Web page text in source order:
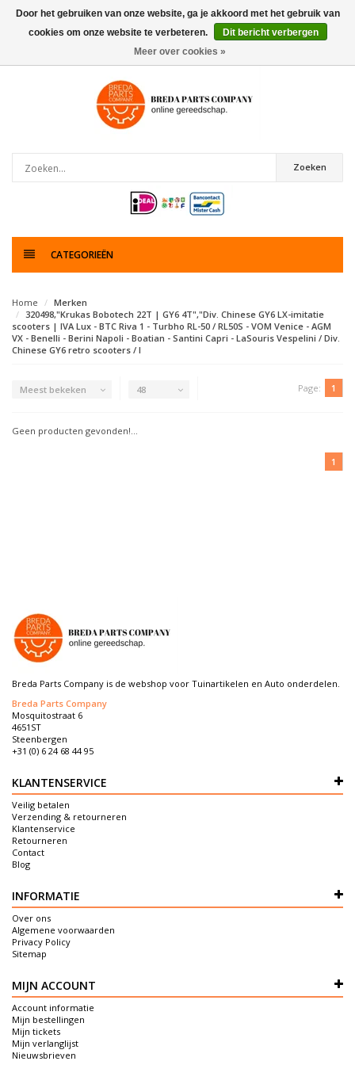
0artikelen
Zoeken
CATEGORIEËN
Home
Merken
320498,"Krukas Bobotech 22T | GY6 4T","Div. Chinese GY6 LX-imitatie
scooters | IVA Lux - BTC Riva 1 - Turbho RL-50 / RL50S - VOM Venice - AGM
VX - Benelli - Berini Napoli - Boatian - Santini Capri - LaSouris Vespelini / Div.
Chinese GY6 retro scooters / I
Meest bekeken 48 Page: 1
Geen producten gevonden!...
1
Breda Parts Company is de webshop voor Tuinartikelen en Auto onderdelen.
Breda Parts Company
Mosquitostraat 6
4651ST
Steenbergen
+31 (0) 6 24 68 44 95
KLANTENSERVICE
Veilig betalen
Verzending & retourneren
Klantenservice
Retourneren
Contact
Blog
INFORMATIE
Over ons
Algemene voorwaarden
Privacy Policy
Sitemap
MIJN ACCOUNT
Account informatie
Mijn bestellingen
Mijn tickets
Mijn verlanglijst
Nieuwsbrieven
Door het gebruiken van onze website, ga je akkoord met het gebruik van
cookies om onze website te verbeteren.
Dit bericht verbergen
Meer over cookies »